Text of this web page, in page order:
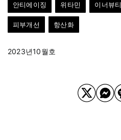
안티에이징 위타민 이너뷰티
피부개선 항산화
2023년10월호